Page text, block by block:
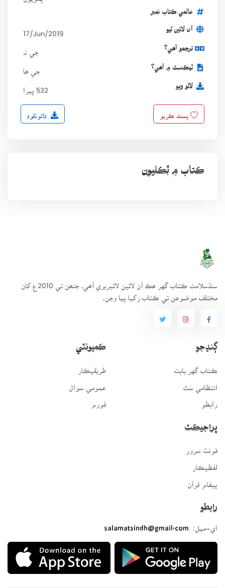
عالمي ڪتاب نمبر
آن لائين ٿيو 17/Jun/2019
ترجمو آھي؟
ٽيڪسٽ ۾ آھي؟ جي ھا
لاٿو ويو 532 ڀيرا
پسند ڪريو ڊائونلوڊ
ڪتاب ۾ ٽِڪليون
سنڌسلامت ڪتاب گهر ھڪ آن لائين لائبريري آھي، جنھن تي 2010ع کان
مختلف موضوعن تي ڪتاب رکيا پيا وڃن.
ڳنڍجو
ڪتاب گهر بابت
انتظامي سَٿ
رابطو
ڪميونٽي
طريقيڪار
عمومي سوال
فورم
پراجيڪٽ
فونٽ سرور
لفظيڪار
پيغامِ قرآن
رابطو
اي-ميل:
salamatsindh@gmail.com